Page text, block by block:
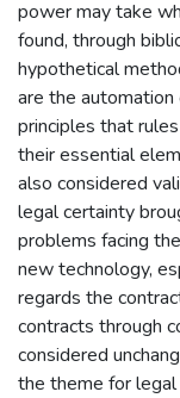
power may take
found, through
hypothetical
are the
principles that
their essential
also considered
legal certainty
problems facing
new technology,
regards the
contracts through
considered
the theme for legal